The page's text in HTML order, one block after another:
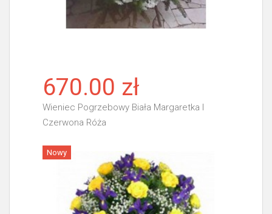
670.00 zł
Wieniec Pogrzebowy Biała Margaretka I
Czerwona Róża
Więcej
Nowy